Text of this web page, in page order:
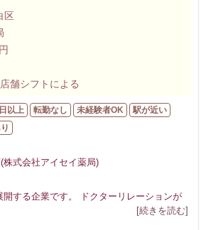
区
舗シフトによる
以上 転勤なし 未経験者OK
駅が近い
式会社アイセイ薬局)
開する企業です。 ドクターリレーションが
[続きを読む]